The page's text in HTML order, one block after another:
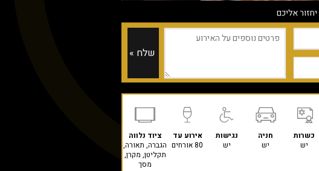
יחזור אליכם
כשרות חניה נגישות אירוע עד
ציוד נלווה
יש יש יש 80 אורחים
הגברה, תאורה,
תקליטן, מקרן,
מסך